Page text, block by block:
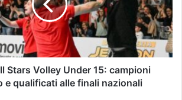
Stars Volley Under 15: campioni
e qualificati alle finali nazionali